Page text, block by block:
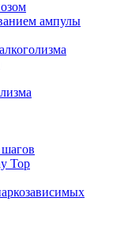
ампулы
Top